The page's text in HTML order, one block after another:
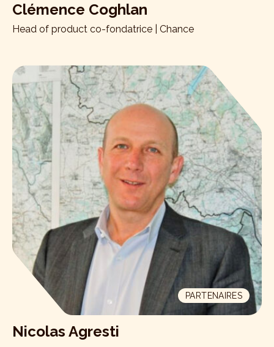
Clémence Coghlan
Head of product co-fondatrice | Chance
PARTENAIRES
Nicolas Agresti